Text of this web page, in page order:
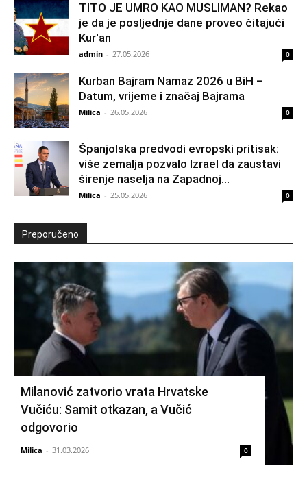
TITO JE UMRO KAO MUSLIMAN? Rekao
je da je posljednje dane proveo čitajući
Kur'an
admin - 27.05.2026 0
Kurban Bajram Namaz 2026 u BiH –
Datum, vrijeme i značaj Bajrama
Milica - 26.05.2026 0
Španjolska predvodi evropski pritisak:
više zemalja pozvalo Izrael da zaustavi
širenje naselja na Zapadnoj...
Milica - 25.05.2026 0
Preporučeno
Milanović zatvorio vrata Hrvatske
Vučiću: Samit otkazan, a Vučić
odgovorio
Milica - 31.03.2026 0